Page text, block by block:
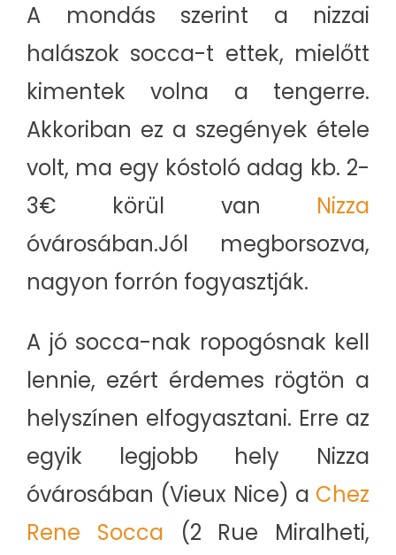
A mondás szerint a nizzai
halászok socca-t ettek, mielőtt
kimentek volna a tengerre.
Akkoriban ez a szegények étele
volt, ma egy kóstoló adag kb. 2-
3€ körül van Nizza
óvárosában.Jól megborsozva,
nagyon forrón fogyasztják.
A jó socca-nak ropogósnak kell
lennie, ezért érdemes rögtön a
helyszínen elfogyasztani. Erre az
egyik legjobb hely Nizza
óvárosában (Vieux Nice) a Chez
Rene Socca (2 Rue Miralheti,